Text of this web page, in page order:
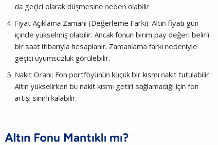
da geçici olarak düşmesine neden olabilir.
Fiyat Açıklama Zamanı (Değerleme Farkı): Altın fiyatı gün
içinde yükselmiş olabilir. Ancak fonun birim pay değeri belirli
bir saat itibarıyla hesaplanır. Zamanlama farkı nedeniyle
geçici uyumsuzluk görülebilir.
Nakit Oranı: Fon portföyünün küçük bir kısmı nakit tutulabilir.
Altın yükselirken bu nakit kısmı getiri sağlamadığı için fon
artışı sınırlı kalabilir.
Altın Fonu Mantıklı mı?